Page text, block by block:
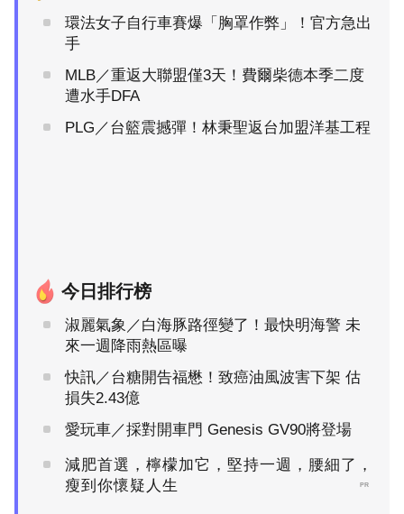
環法女子自行車賽爆「胸罩作弊」！官方急出
手
MLB／重返大聯盟僅3天！費爾柴德本季二度
遭水手DFA
PLG／台籃震撼彈！林秉聖返台加盟洋基工程
今日排行榜
淑麗氣象／白海豚路徑變了！最快明海警 未
來一週降雨熱區曝
快訊／台糖開告福懋！致癌油風波害下架 估
損失2.43億
愛玩車／採對開車門 Genesis GV90將登場
減肥首選，檸檬加它，堅持一週，腰細了，
瘦到你懷疑人生
PR